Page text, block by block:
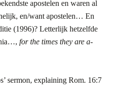
apostelen en waren al
en/want apostelen… En
(1996)? Letterlijk hetzelfde
for the times they are a-
sermon, explaining Rom. 16:7